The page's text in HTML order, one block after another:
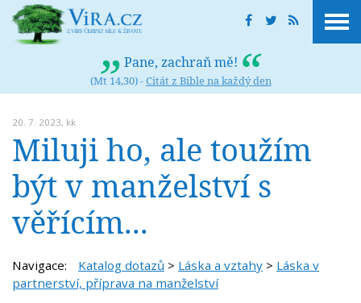
Pane, zachraň mě!
(Mt 14,30) -Citát z Bible na každý den
20. 7. 2023, kk
Miluji ho, ale toužím
být v manželství s
věřícím...
Navigace: Katalog dotazů > Láska a vztahy > Láska v
partnerství, příprava na manželství